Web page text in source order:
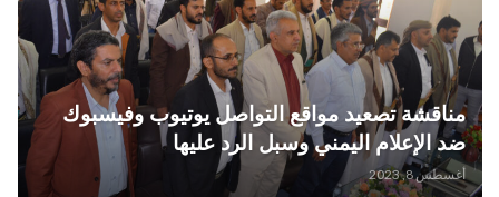
مناقشة تصعيد مواقع التواصل يوتيوب وفيسبوك
ضد الإعلام اليمني وسبل الرد عليها
أغسطس 8, 2023